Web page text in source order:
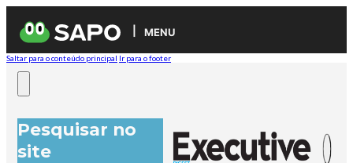
MENU
Saltar para o conteúdo principal Ir para o footer
Pesquisar no
site